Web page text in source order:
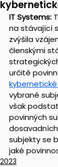
IT Systems:
na stávající
zvýšila
členskými
určitě
vybrané
však
povinných
subjekty se
jaké
2023